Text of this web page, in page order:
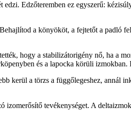
Edzőteremben ez egyszerű:
a könyököt, a fejtetőt a padló
hogy a stabilizátorigény nő, ha a
és a lapocka körüli izmokban.
kerül a törzs a függőlegeshez, annál
tevékenységet. A